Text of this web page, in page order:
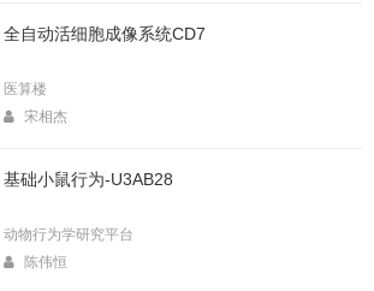
全自动活细胞成像系统CD7
医算楼
宋相杰
基础小鼠行为-U3AB28
动物行为学研究平台
陈伟恒